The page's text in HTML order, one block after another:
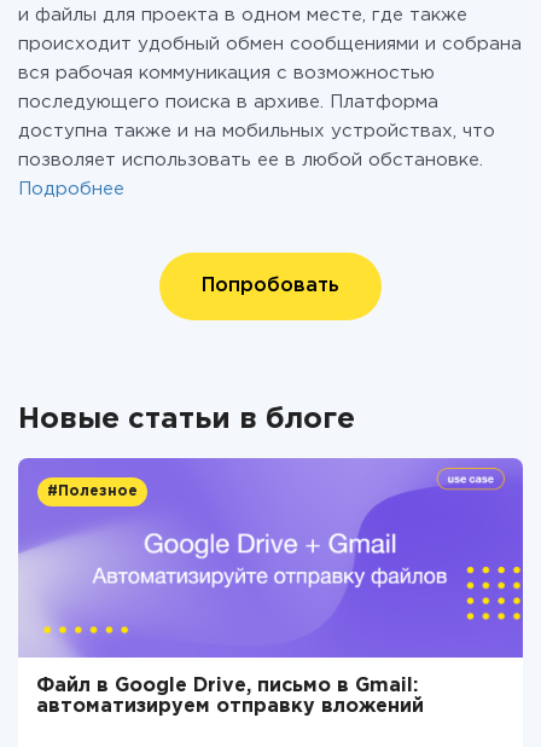
и файлы для проекта в одном месте, где также
происходит удобный обмен сообщениями и собрана
вся рабочая коммуникация с возможностью
последующего поиска в архиве. Платформа
доступна также и на мобильных устройствах, что
позволяет использовать ее в любой обстановке.
Подробнее
Попробовать
Новые статьи в блоге
#Полезное
Файл в Google Drive, письмо в Gmail:
автоматизируем отправку вложений